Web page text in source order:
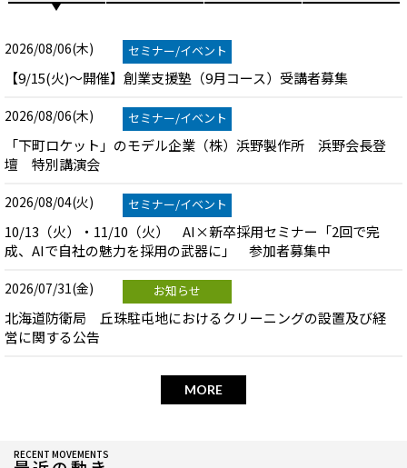
RECENT MOVEMENTS
2026/08/06(木) セミナー/イベント
【9/15(火)～開催】創業支援塾（9月コース）受講者募集
2026/08/06(木) セミナー/イベント
「下町ロケット」のモデル企業（株）浜野製作所 浜野会長登
壇 特別講演会
2026/08/04(火) セミナー/イベント
10/13（火）・11/10（火） AI×新卒採用セミナー「2回で完
成、AIで自社の魅力を採用の武器に」 参加者募集中
2026/07/31(金) お知らせ
北海道防衛局 丘珠駐屯地におけるクリーニングの設置及び経
営に関する公告
MORE